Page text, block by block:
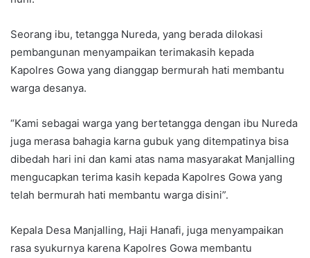
Seorang ibu, tetangga Nureda, yang berada dilokasi
pembangunan menyampaikan terimakasih kepada
Kapolres Gowa yang dianggap bermurah hati membantu
warga desanya.
“Kami sebagai warga yang bertetangga dengan ibu Nureda
juga merasa bahagia karna gubuk yang ditempatinya bisa
dibedah hari ini dan kami atas nama masyarakat Manjalling
mengucapkan terima kasih kepada Kapolres Gowa yang
telah bermurah hati membantu warga disini”.
Kepala Desa Manjalling, Haji Hanafi, juga menyampaikan
rasa syukurnya karena Kapolres Gowa membantu